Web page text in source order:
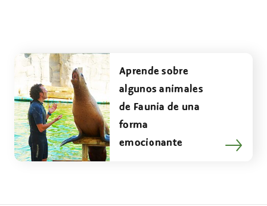
Aprende sobre
algunos animales
de Faunia de una
forma
emocionante